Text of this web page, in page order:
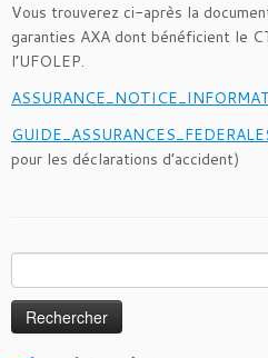
Vous trouverez ci-après la
garanties AXA dont bénéficient le
l’UFOLEP.
pour les déclarations d’accident)